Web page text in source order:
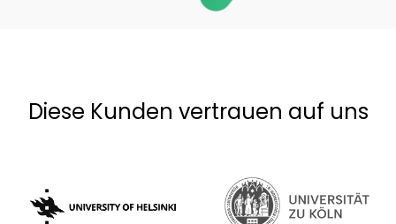
Diese Kunden vertrauen auf uns